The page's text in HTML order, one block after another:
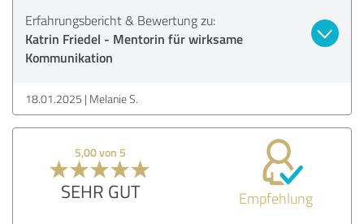
Erfahrungsbericht & Bewertung zu:
Katrin Friedel - Mentorin für wirksame
Kommunikation
18.01.2025 Melanie S.
5,00 von 5
SEHR GUT Empfehlung